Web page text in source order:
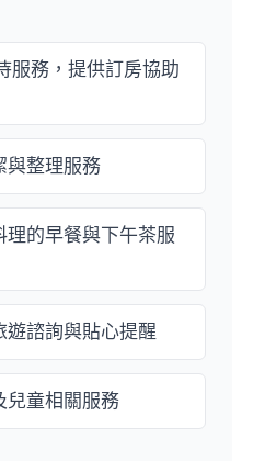
服務，提供訂房協助
與整理服務
理的早餐與下午茶服
遊諮詢與貼心提醒
兒童相關服務